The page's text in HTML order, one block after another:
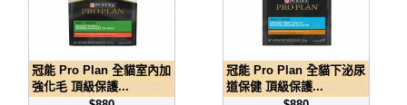
冠能 Pro Plan 全貓室內加
強化毛 頂級保護...
冠能 Pro Plan 全貓下泌尿
道保健 頂級保護...